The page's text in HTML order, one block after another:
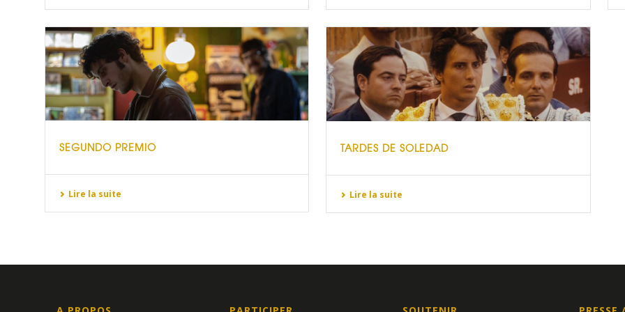
SEGUNDO PREMIO
Lire la suite
TARDES DE SOLEDAD
Lire la suite